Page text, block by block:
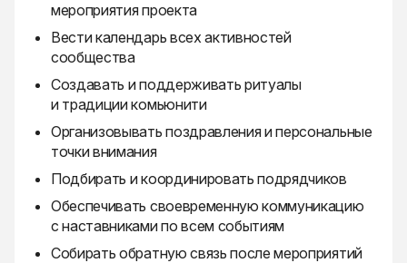
мероприятия проекта
Вести календарь всех активностей
сообщества
Создавать и поддерживать ритуалы
и традиции комьюнити
Организовывать поздравления и персональные
точки внимания
Подбирать и координировать подрядчиков
Обеспечивать своевременную коммуникацию
с наставниками по всем событиям
Собирать обратную связь после мероприятий